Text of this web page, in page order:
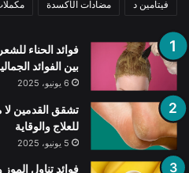
فيتامين د مضادات الأكسدة
فوائد الحناء
بين الفوائد
6 يونيو، 2025
تشقق القدمين
للعلاج والوقاية
5 يونيو، 2025
فوائد تناول